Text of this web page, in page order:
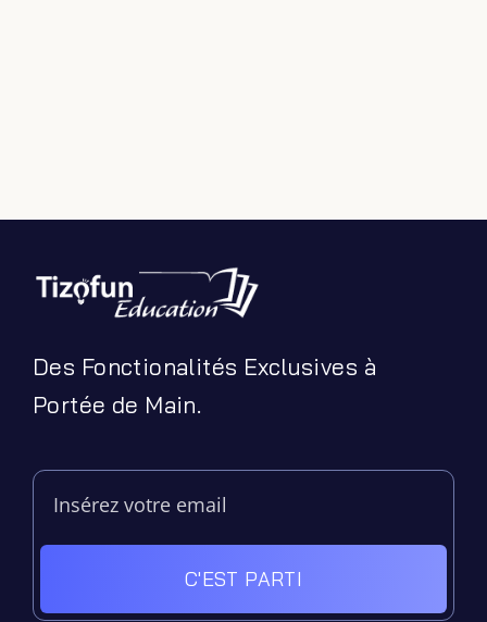
Des Fonctionalités Exclusives à
Portée de Main.
C'EST PARTI